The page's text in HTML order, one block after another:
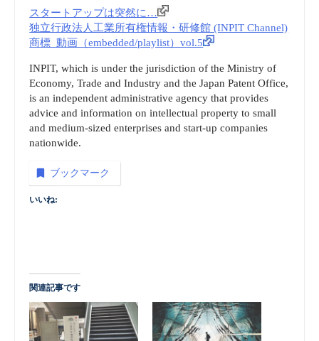
スタートアップは突然に…
独立行政法人工業所有権情報・研修館 (INPIT Channel)
商標_動画（embedded/playlist）vol.5
INPIT, which is under the jurisdiction of the Ministry of
Economy, Trade and Industry and the Japan Patent Office,
is an independent administrative agency that provides
advice and information on intellectual property to small
and medium-sized enterprises and start-up companies
nationwide.
ブックマーク
いいね:
関連記事です